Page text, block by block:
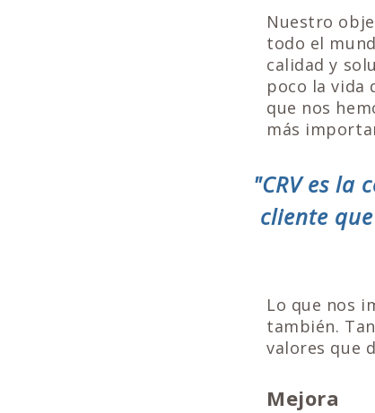
Nuestro
todo el
calidad y
poco la vida
que nos
más
"CRV es
cliente
Lo que nos
también.
valores que
Mejora